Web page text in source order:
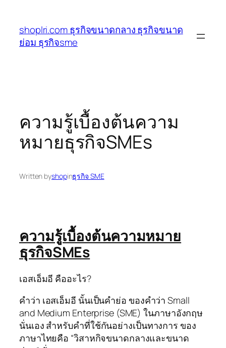
เนื้อหา
shoplri.com ธุรกิจขนาดกลาง ธุรกิจขนาด
ย่อม ธุรกิจsme
ความรู้เบื้องต้นความ
หมายธุรกิจSMEs
Written byshopinธุรกิจ SME
ความรู้เบื้องต้นความหมาย
ธุรกิจSMEs
เอสเอ็มอี คืออะไร?
คำว่า เอสเอ็มอี นั้นเป็นคำย่อ ของคำว่าSmall
and Medium Enterprise (SME) ในภาษาอังกฤษ
นั่นเอง สำหรับคำที่ใช้กันอย่างเป็นทางการ ของ
ภาษาไทยคือ “วิสาหกิจขนาดกลางและขนาด